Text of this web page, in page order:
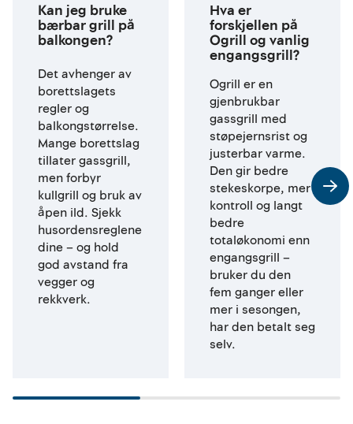
Kan jeg bruke
bærbar grill på
balkongen?
Det avhenger av
borettslagets
regler og
balkongstørrelse.
Mange borettslag
tillater gassgrill,
men forbyr
kullgrill og bruk av
åpen ild. Sjekk
husordensreglene
dine – og hold
god avstand fra
vegger og
rekkverk.
Hva er
forskjellen på
Ogrill og vanlig
engangsgrill?
Ogrill er en
gjenbrukbar
gassgrill med
støpejernsrist og
justerbar varme.
Den gir bedre
stekeskorpe, mer
kontroll og langt
bedre
totaløkonomi enn
engangsgrill –
bruker du den
fem ganger eller
mer i sesongen,
har den betalt seg
selv.